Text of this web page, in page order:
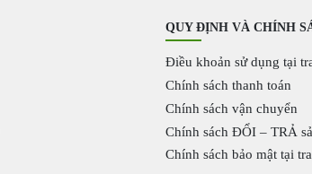
QUY ĐỊNH VÀ CHÍNH
Điều khoản sử dụng tại
Chính sách thanh toán
Chính sách vận chuyển
Chính sách ĐỔI – TRẢ
Chính sách bảo mật tại